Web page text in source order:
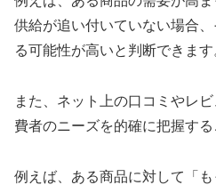
供給が追い付いていない場合
る可能性が高いと判断できます
また、ネット上の口コミやレ
費者のニーズを的確に把握する
例えば、ある商品に対して「も